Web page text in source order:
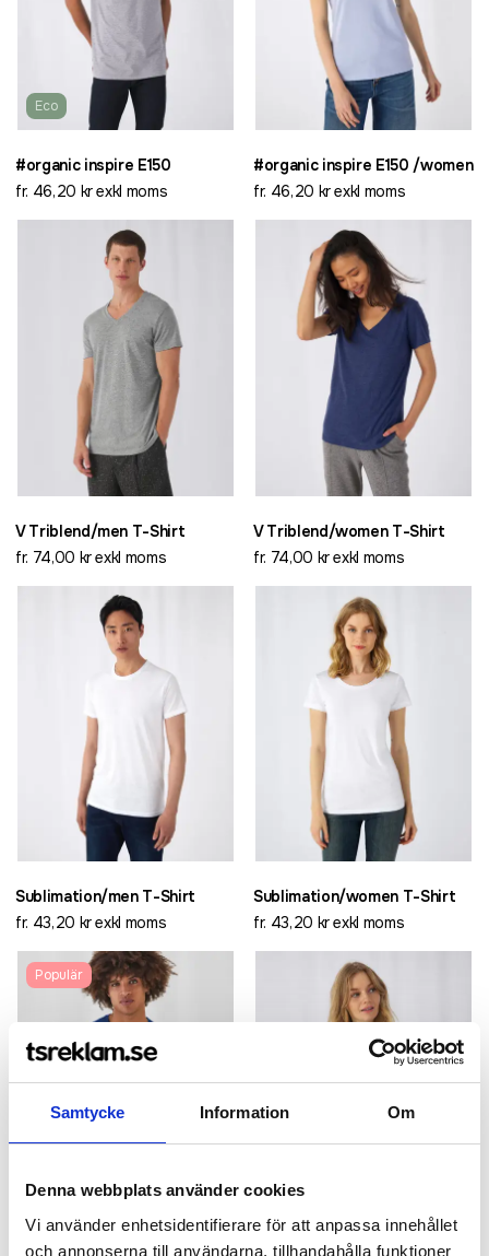
Samtycke Information Om
Denna webbplats använder cookies
Vi använder enhetsidentifierare för att anpassa innehållet
och annonserna till användarna, tillhandahålla funktioner
Eco
#organic inspire E150
fr. 46,20 kr exkl moms
#organic inspire E150 /women
fr. 46,20 kr exkl moms
V Triblend/men T-Shirt
fr. 74,00 kr exkl moms
V Triblend/women T-Shirt
fr. 74,00 kr exkl moms
Sublimation/men T-Shirt
fr. 43,20 kr exkl moms
Sublimation/women T-Shirt
fr. 43,20 kr exkl moms
Populär